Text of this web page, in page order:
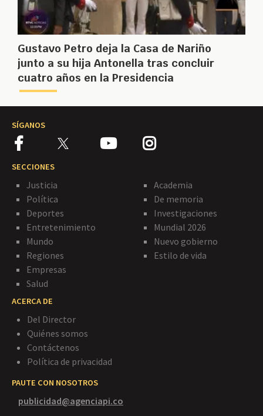
Gustavo Petro deja la Casa de Nariño
junto a su hija Antonella tras concluir
cuatro años en la Presidencia
SÍGANOS
SECCIONES
Justicia
Política
Deportes
Entretenimiento
Mundo
Regiones
Empresas
Salud
Academia
De memoria
Investigaciones
Mundial 2026
Nuevo gobierno
Estilo de vida
ACERCA DE
Del Director
Quiénes somos
Contáctenos
Política de privacidad
PAUTE CON NOSOTROS
publicidad@agenciapi.co